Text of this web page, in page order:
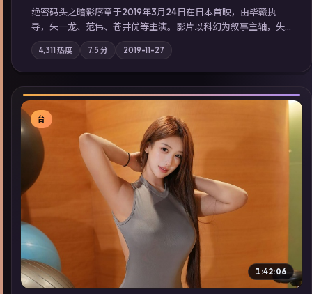
绝密码头之暗影序章于2019年3月24日在日本首映，由毕赣执
导，朱一龙、范伟、苍井优等主演。影片以科幻为叙事主轴，失
踪人口档案牵出跨国灰色产业链；摄影与配乐强化地域气质；站
内亦可通过「国产免费观看高清电视剧在线看」延展检索同类型
高分佳作，畅享高清在线追剧体验。
4,311 热度 7.5 分 2019-11-27
▶
台
1:42:06